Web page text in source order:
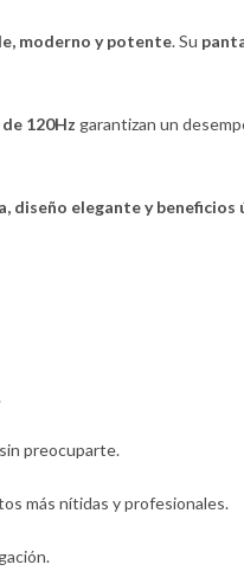
moderno y potente. Su
120Hz garantizan un
diseño elegante y beneficios
preocuparte.
más nítidas y profesionales.